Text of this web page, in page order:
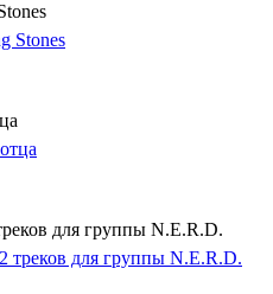
для группы N.E.R.D.